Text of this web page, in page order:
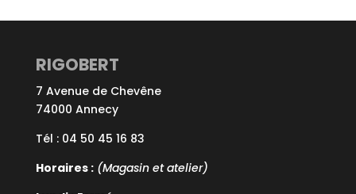
RIGOBERT
7 Avenue de Chevêne
74000 Annecy
Tél : 04 50 45 16 83
Horaires :(Magasin et atelier)